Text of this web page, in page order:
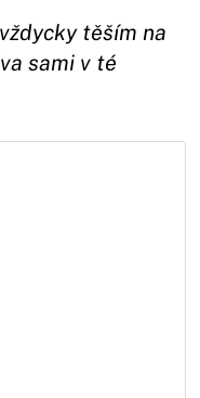
těším na
sami v té